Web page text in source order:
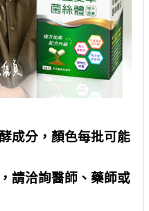
成分，顏色每批可能
請洽詢醫師、藥師或